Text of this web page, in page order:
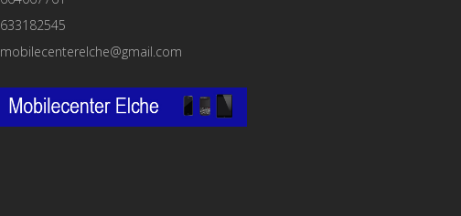
633182545
mobilecenterelche@gmail.com